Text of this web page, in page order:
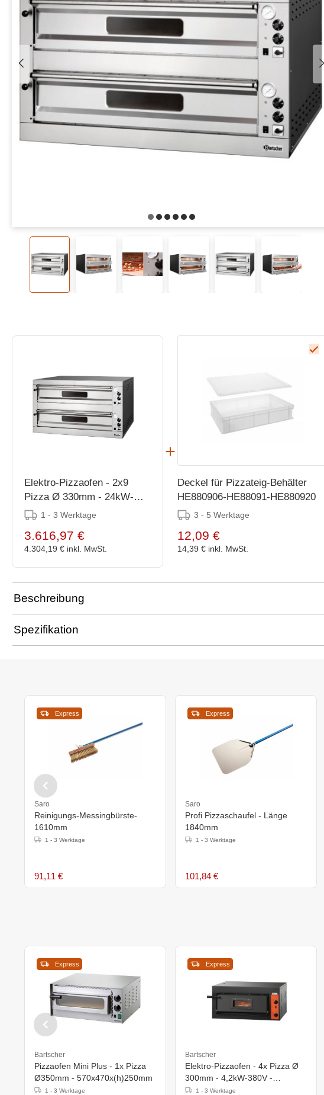
Elektro-Pizzaofen - 2x9
Pizza Ø 330mm - 24kW-
400V -1 - 3 Werktage
3.616,97 €
4.304,19 € inkl. MwSt.
Deckel für Pizzateig-Behälter
HE880906-HE88091-HE880920
3 - 5 Werktage
12,09 €
14,39 € inkl. MwSt.
Beschreibung
Spezifikation
Express
Saro
Reinigungs-Messingbürste-
1610mm
1 - 3 Werktage
91,11 €
Express
Saro
Profi Pizzaschaufel - Länge
1840mm
1 - 3 Werktage
101,84 €
Express
Bartscher
Pizzaofen Mini Plus - 1x Pizza
Ø350mm - 570x470x(h)250mm
1 - 3 Werktage
Express
Bartscher
Elektro-Pizzaofen - 4x Pizza Ø
300mm - 4,2kW-380V -
890x880x(h)430mm
1 - 3 Werktage